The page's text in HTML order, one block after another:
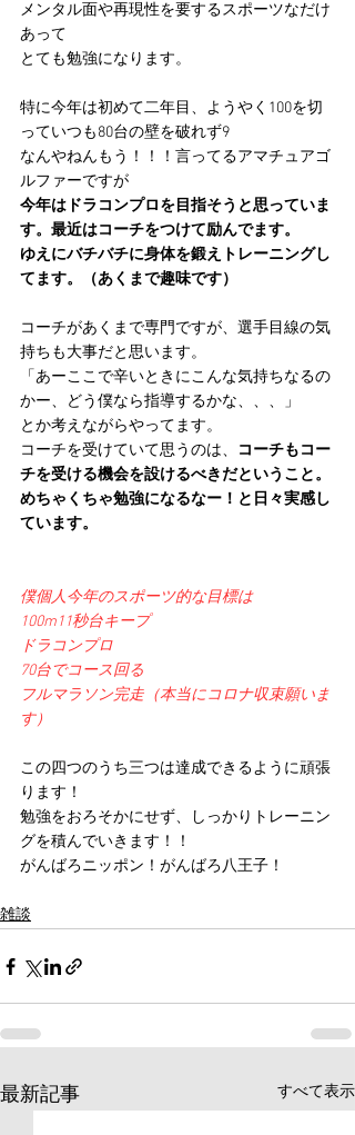
メンタル面や再現性を要するスポーツなだけ
あって
とても勉強になります。
特に今年は初めて二年目、ようやく100を切
っていつも80台の壁を破れず9
なんやねんもう！！！言ってるアマチュアゴ
ルファーですが
今年はドラコンプロを目指そうと思っていま
す。最近はコーチをつけて励んでます。
ゆえにバチバチに身体を鍛えトレーニングし
てます。（あくまで趣味です）
コーチがあくまで専門ですが、選手目線の気
持ちも大事だと思います。
「あーここで辛いときにこんな気持ちなるの
かー、どう僕なら指導するかな、、、」
とか考えながらやってます。
コーチを受けていて思うのは、
コーチもコー
チを受ける機会を設けるべきだということ。
めちゃくちゃ勉強になるなー！と日々実感し
ています。
僕個人今年のスポーツ的な目標は
100m11秒台キープ
ドラコンプロ
70台でコース回る
フルマラソン完走（本当にコロナ収束願いま
す）
この四つのうち三つは達成できるように頑張
ります！
勉強をおろそかにせず、しっかりトレーニン
グを積んでいきます！！
がんばろニッポン！がんばろ八王子！
雑談
最新記事 すべて表示